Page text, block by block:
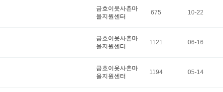
금호이웃사촌마
을지원센터
675 10-22
금호이웃사촌마
을지원센터
1121 06-16
금호이웃사촌마
을지원센터
1194 05-14